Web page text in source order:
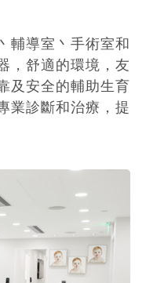
輔導室丶手術室和
，舒適的環境，友
及安全的輔助生育
業診斷和治療，提